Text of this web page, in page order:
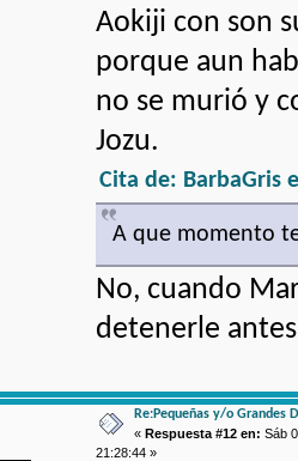
Aokiji con son
porque aun
no se murió y
Jozu.
Cita de: BarbaGris
A que momento
No, cuando
detenerle
Re:Pequeñas y/o Grandes
«Respuesta #12 en: Sáb
21:28:44 »